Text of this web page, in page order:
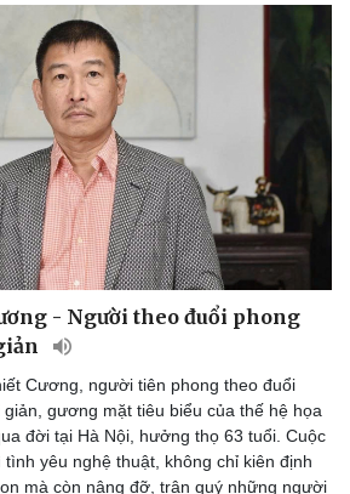
- Người theo đuổi phong
Cương, người tiên phong theo đuổi
gương mặt tiêu biểu của thế hệ họa
đời tại Hà Nội, hưởng thọ 63 tuổi. Cuộc
yêu nghệ thuật, không chỉ kiên định
mà còn nâng đỡ, trân quý những người